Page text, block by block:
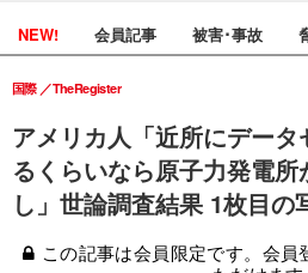
NEW! 会員記事 被害･事故
アメリカ人「近所にデー
るくらいなら原子力発電所
し」世論調査結果 1枚目の
国際 TheRegister
この記事は会員限定です。会